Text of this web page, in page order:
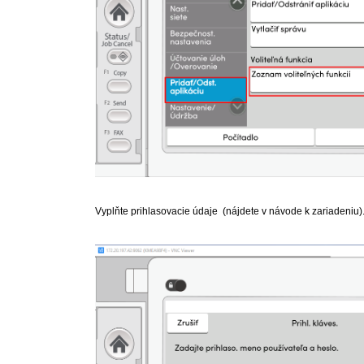
Vyplňte prihlasovacie údaje (nájdete v návode k zariadeniu).